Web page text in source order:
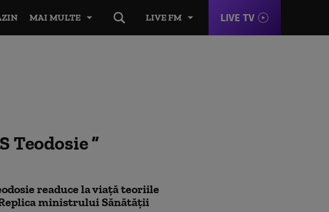
LIVE FM LIVE TV
MAI MULTE
Teodosie
readuce la viață teoriile
ministrului Sănătății